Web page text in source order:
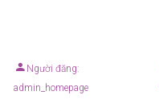
Người đăng:
admin_homepage